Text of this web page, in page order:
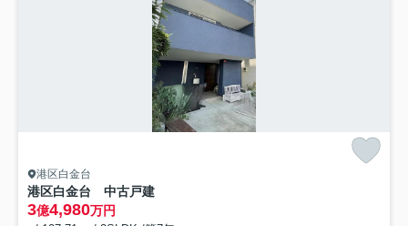
港区白金台
港区白金台 中古戸建
3億4,980万円